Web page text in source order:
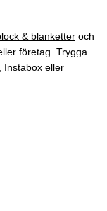
& blanketter och
företag. Trygga
Instabox eller